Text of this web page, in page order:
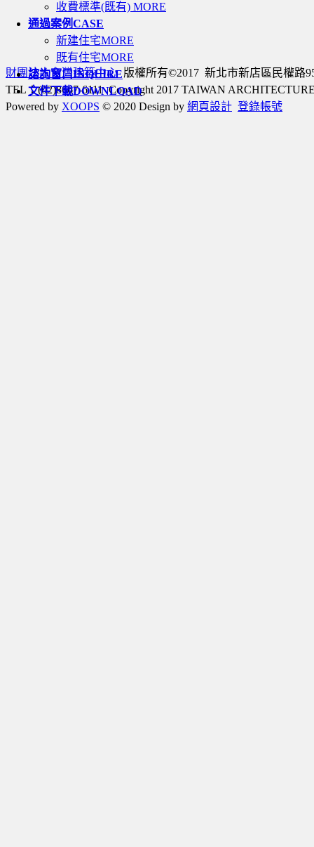
收費標準(既有) MORE
通過案例CASE
新建住宅MORE
既有住宅MORE
諮詢窗口INQUIRE
文件下載DOWNLOAD
財團法人台灣建築中心版權所有©2017 新北市新店區民權路
TEL：(02)8667-6111 Copyright 2017 TAIWAN
Powered by XOOPS © 2020 Design by 網頁設計 登錄帳號